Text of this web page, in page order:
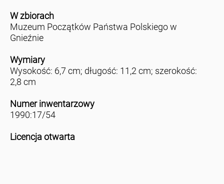
W zbiorach
Muzeum Początków Państwa Polskiego w
Gnieźnie
Wymiary
Wysokość: 6,7 cm; długość: 11,2 cm; szerokość:
2,8 cm
Numer inwentarzowy
1990:17/54
Licencja otwarta